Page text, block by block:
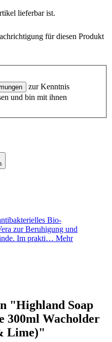
lieferbar ist.
für diesen Produkt
zur Kenntnis
und bin mit ihnen
Bio-
zur Beruhigung und
Im prakti… Mehr
"Highland Soap
300ml Wacholder
Lime)"